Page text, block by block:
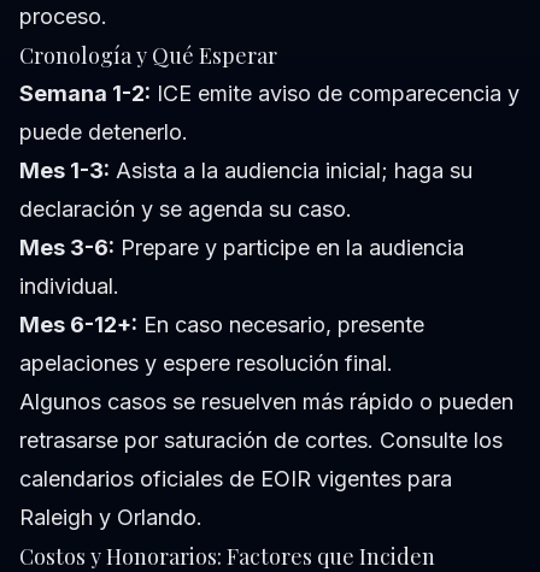
proceso.
Cronología y Qué Esperar
Semana 1-2: ICE emite aviso de comparecencia y
puede detenerlo.
Mes 1-3: Asista a la audiencia inicial; haga su
declaración y se agenda su caso.
Mes 3-6: Prepare y participe en la audiencia
individual.
Mes 6-12+: En caso necesario, presente
apelaciones y espere resolución final.
Algunos casos se resuelven más rápido o pueden
retrasarse por saturación de cortes. Consulte los
calendarios oficiales de EOIR vigentes para
Raleigh y Orlando.
Costos y Honorarios: Factores que Inciden